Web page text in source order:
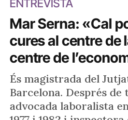
ENTREVISTA
Mar Serna: «Cal
cures al centre de
centre de
És magistrada del
Barcelona. Després
advocada laboralista